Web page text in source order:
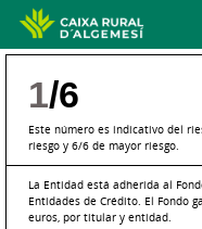
1/6
Este número es indicativo del
riesgo y 6/6 de mayor riesgo.
La Entidad está adherida al
Entidades de Crédito. El Fondo
euros, por titular y entidad.